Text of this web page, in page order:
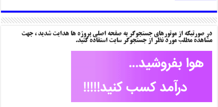
در صورتیکه از موتورهای جستجوگر به صفحه اصلی پروژه ها هدایت شدید ، جهت
مشاهده مطلب مورد نظر از جستجوگر سایت استفاده کنید.